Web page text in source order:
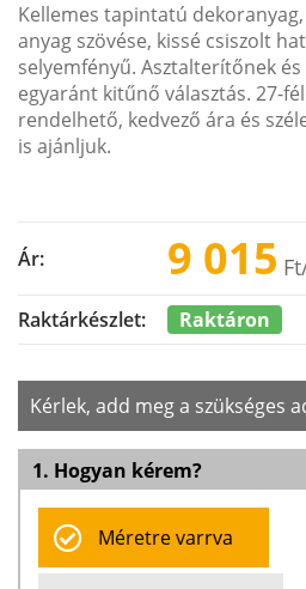
Kellemes tapintatú
anyag szövése, kissé csiszolt
selyemfényű. Asztalterítőnek
egyaránt kitűnő választás. 27-
rendelhető, kedvező ára és
is ajánljuk.
Ár: 9 015 Ft
Raktárkészlet: Raktáron
Kérlek, add meg a szükséges
1. Hogyan kérem?
Méretre varrva